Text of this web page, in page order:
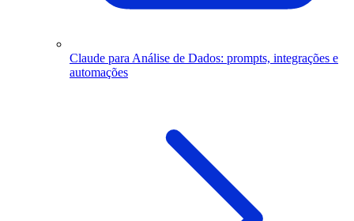
Claude para Análise de Dados: prompts, integrações e
automações